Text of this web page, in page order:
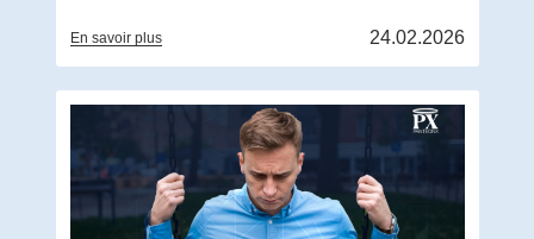
En savoir plus 24.02.2026